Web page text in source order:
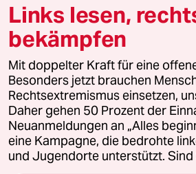
Veranstaltungen
Demnächst
Vor Ort
Live im Stream
Links lesen,
bekämpfen
Mit doppelter Kraft für eine
Besonders jetzt brauchen
Rechtsextremismus einsetzen,
Daher gehen 50 Prozent der
Neuanmeldungen an „Alles
eine Kampagne, die bedrohte
und Jugendorte unterstützt. Sind